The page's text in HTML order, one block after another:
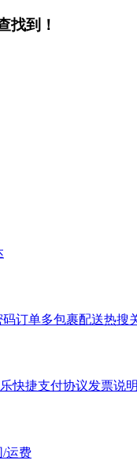
找到！
码订单多包裹配送热搜
快捷支付协议发票说明
/运费